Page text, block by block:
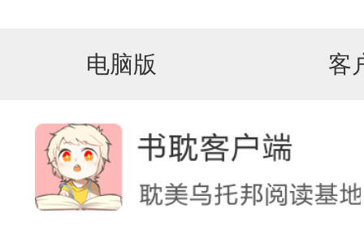
电脑版 客